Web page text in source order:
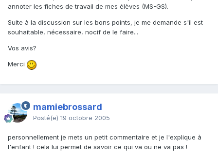
annoter les fiches de travail de mes élèves (MS-GS).
Suite à la discussion sur les bons points, je me demande s'il est
souhaitable, nécessaire, nocif de le faire...
Vos avis?
Merci
mamiebrossard
Posté(e) 19 octobre 2005
personnellement je mets un petit commentaire et je l'explique à
l'enfant ! cela lui permet de savoir ce qui va ou ne va pas !